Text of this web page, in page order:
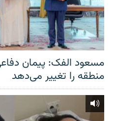
مسعود الفک: پیمان
منطقه را تغییر می‌دهد